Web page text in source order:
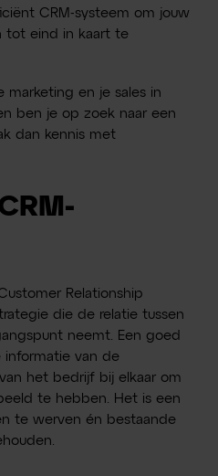
CRM-systeem om jouw
tot eind in kaart te
marketing en je sales in
ben je op zoek naar een
dan kennis met
Relationship
die de relatie tussen
neemt. Een goed
informatie van de
het bedrijf bij elkaar om
te hebben. Het is een
te werven én bestaande